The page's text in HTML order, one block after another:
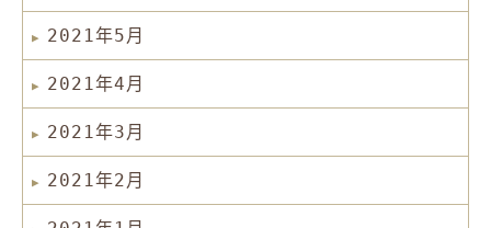
2021年5月
2021年4月
2021年3月
2021年2月